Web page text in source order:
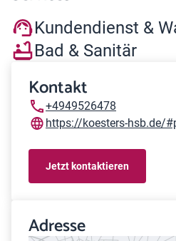
Kundendienst &
Bad & Sanitär
Kontakt
+4949526478
https://koesters-hsb.de/
Jetzt kontaktieren
Adresse